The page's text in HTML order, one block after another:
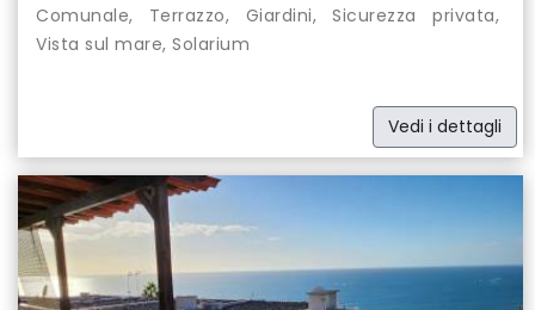
Comunale, Terrazzo, Giardini, Sicurezza privata,
Vista sul mare, Solarium
Vedi i dettagli